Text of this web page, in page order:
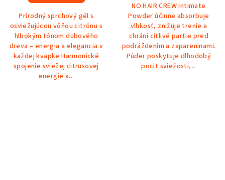
Prírodný sprchový gél s
osviežujúcou vôňou citrónu s
hlbokým tónom dubového
dreva – energia a elegancia v
každej kvapke Harmonické
spojenie sviežej citrusovej
energie a...
NO HAIR CREW Intimate
Powder účinne absorbuje
vlhkosť, znižuje trenie a
chráni citlivé partie pred
podráždením a zapareninami.
Púder poskytuje dlhodobý
pocit sviežosti,...